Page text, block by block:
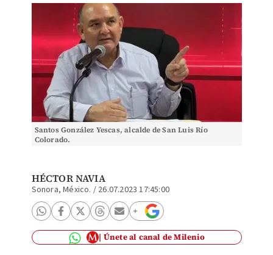
Santos González Yescas, alcalde de San Luis Río
Colorado.
HÉCTOR NAVIA
Sonora, México. / 26.07.2023 17:45:00
Únete al canal de Milenio